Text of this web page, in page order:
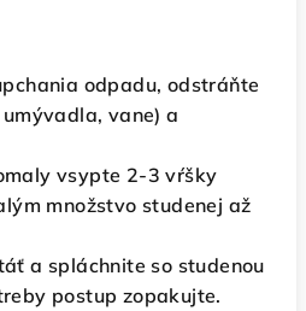
odpadu, odstráňte
vane) a
vsypte 2-3 vŕšky
množstvo studenej až
a spláchnite so studenou
postup zopakujte.